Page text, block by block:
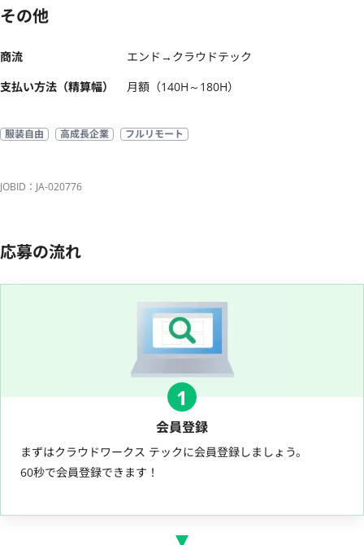
その他
商流
エンド→クラウドテック
支払い方法（精算幅）
月額（140H～180H）
服装自由 高成長企業 フルリモート
JOBID：JA-020776
応募の流れ
1
会員登録
まずはクラウドワークス テックに会員登録しましょう。
60秒で会員登録できます！